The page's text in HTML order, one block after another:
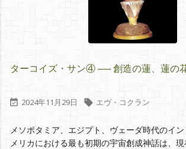
ターコイズ・サン④ ── 創造の蓮、蓮の
 2024年11月29日  エヴ・コクラン
メソポタミア、エジプト、ヴェーダ時代のイ
メリカにおける最も初期の宇宙創成神話は、